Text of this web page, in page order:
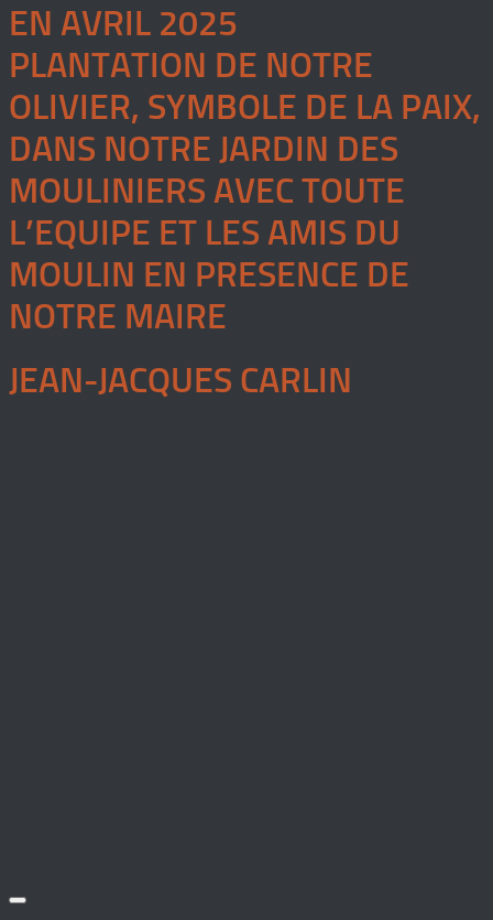
EN AVRIL 2025
PLANTATION DE NOTRE
OLIVIER, SYMBOLE DE LA PAIX,
DANS NOTRE JARDIN DES
MOULINIERS AVEC TOUTE
L’EQUIPE ET LES AMIS DU
MOULIN EN PRESENCE DE
NOTRE MAIRE
JEAN-JACQUES CARLIN